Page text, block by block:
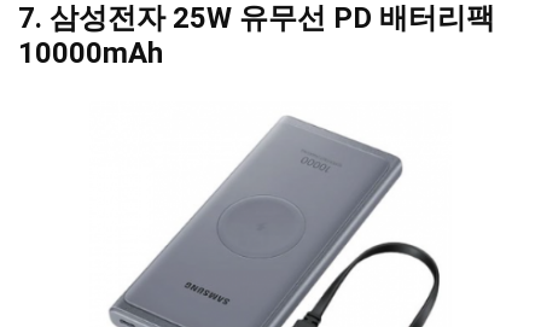
7. 삼성전자 25W 유무선 PD 배터리팩
10000mAh